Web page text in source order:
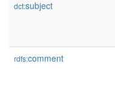
dct:subject
rdfs:comment